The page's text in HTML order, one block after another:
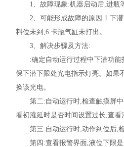
1、故障现象:机器启动后,进瓶等
2、可能形成故障的原因:1 下潜
料位未到;6 卡瓶气缸未打出。
3、解决步骤及方法:
:确定自动运行过程中下潜功能
保下潜下限处光电指示灯亮。如果
换该光电。
第二:自动运行时,检查触摸屏中
看初灌延时是否时间设置过长;查看
第三:自动运行时,动作到位后,检
第四:查看报警界面,液位下限是